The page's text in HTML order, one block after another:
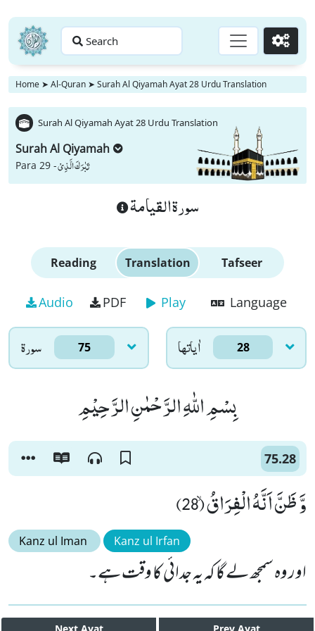
Search Go
Home ➤ Al-Quran ➤ Surah Al Qiyamah Ayat 28 Urdu Translation
Surah Al Qiyamah Ayat 28 Urdu Translation
Surah Al Qiyamah
Para 29 -تَبٰرَكَ الَّذِیْ
سورة القيامة
Reading Translation Tafseer
Audio PDF Play Language
سورۃ 75 اٰياتها 28
بِسْمِ اللّٰهِ الرَّحْمٰنِ الرَّحِیْمِ
75.28
وَّ ظَنَّ اَنَّهُ الْفِرَاقُۙ (28)
Kanz ul Iman Kanz ul Irfan
اور وہ سمجھ لے گا کہ یہ جدائی کا وقت ہے۔